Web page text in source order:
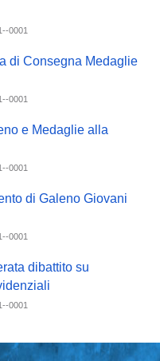
0001
di Consegna Medaglie
0001
e Medaglie alla
0001
di Galeno Giovani
0001
dibattito su
0001